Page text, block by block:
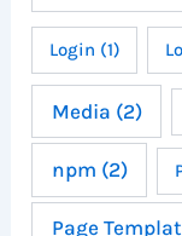
Login (1)
Media (2)
npm (2)
Page